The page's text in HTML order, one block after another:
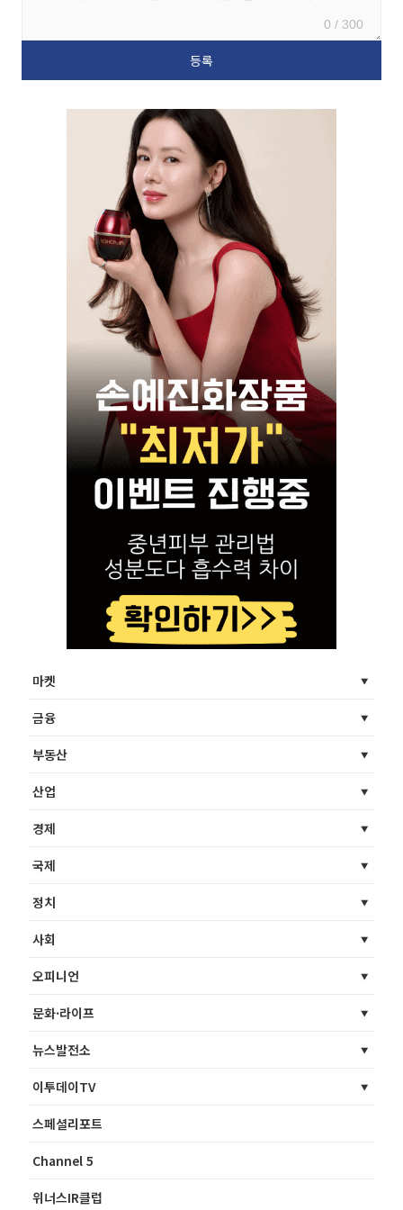
0 / 300
마켓
금융
부동산
산업
경제
국제
정치
사회
오피니언
문화·라이프
뉴스발전소
이투데이TV
스페셜리포트
Channel 5
위너스IR클럽